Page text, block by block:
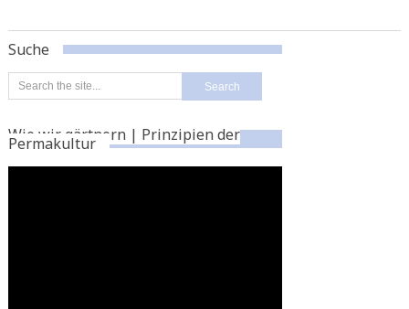
Suche
Wie wir gärtnern | Prinzipien der
Permakultur